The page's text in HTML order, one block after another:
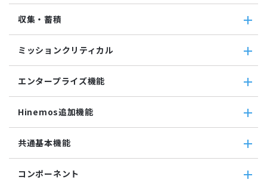
カスタムトラップ監視
カスタム監視
バイナリファイル監視
収集値統合監視
ログ件数監視
システムログ監視
JMX監視
SQL監視
SNMPTRAP監視
SNMP監視
HTTPシナリオ監視
ジョブ機能全般について
コマンドジョブ
ファイル転送ジョブ
参照ジョブ
環境構築機能
実行契機
ファイルチェックジョブ
監視ジョブ
承認ジョブ
収集・蓄積
転送
ダウンロード
検索
蓄積
収集
ミッションクリティカル
ミッションクリティカル（Linux）
ミッションクリティカル（Windows）
エンタープライズ機能
インシデント管理連携ツール
Grafana
ユーティリティ機能
レポーティング
ノードマップ
Hinemos追加機能
Hinemosインシデントダッシュボード
メッセージフィルタ
Hinemosセキュリティオプション
共通基本機能
セルフチェック
コンポーネント